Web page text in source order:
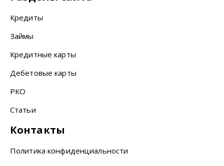
Кредиты
Займы
Кредитные карты
Дебетовые карты
РКО
Статьи
Контакты
Политика конфиденциальности